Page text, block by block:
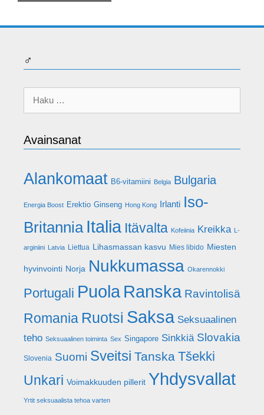
♂
Haku:
Avainsanat
Alankomaat B6-vitamiini Belgia Bulgaria
Energia Boost Erektio Ginseng Hong Kong Irlanti Iso-
Britannia Italia Itävalta Kofeiinia Kreikka L-
arginiini Latvia Liettua Lihasmassan kasvu Mies libido Miesten
hyvinvointi Norja Nukkumassa Okarennokki
Portugali Puola Ranska Ravintolisä
Romania Ruotsi Saksa Seksuaalinen
teho Seksuaalinen toiminta Sex Singapore Sinkkiä Slovakia
Slovenia Suomi Sveitsi Tanska Tšekki
Unkari Voimakkuuden pillerit Yhdysvallat
Yrtit seksuaalista tehoa varten